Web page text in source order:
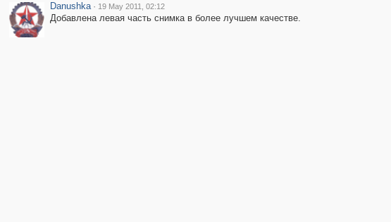
Danushka · 19 May 2011, 02:12
Добавлена левая часть снимка в более лучшем качестве.